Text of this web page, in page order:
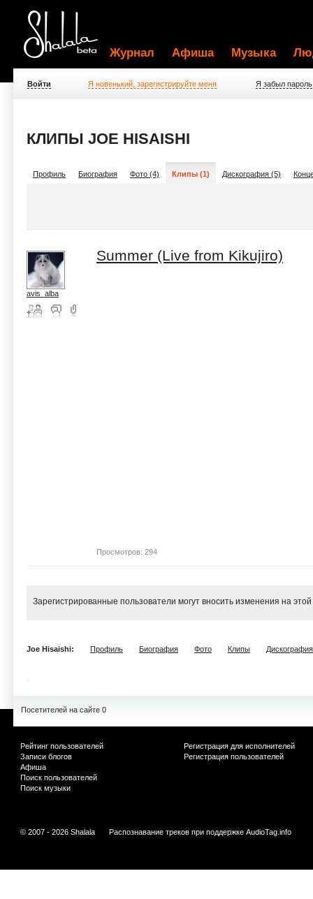
Журнал Афиша Музыка
Войти Я новенький, зарегистрируйте меня Я забыл пароль
КЛИПЫ JOE HISAISHI
Профиль Биография Фото (4) Клипы (1) Дискография (5)
avis_alba
Summer (Live from Kikujiro)
Просмотров: 294
Зарегистрированные пользователи могут вносить изменения на
Joe Hisaishi: Профиль Биография Фото Клипы Дискография
Посетителей на сайте 0
Рейтинг пользователей
Записи блогов
Афиша
Поиск пользователей
Поиск музыки
Регистрация для исполнителей
Регистрация пользователей
© 2007 - 2026 Shalala Распознавание треков при поддержке AudioTag.info